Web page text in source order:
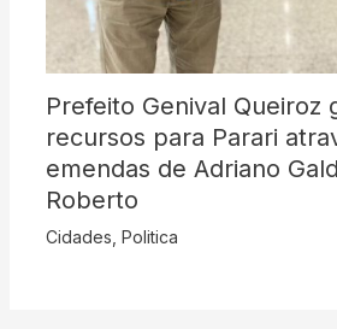
Prefeito Genival Queiroz
recursos para Parari
emendas de Adriano
Roberto
Cidades Politica